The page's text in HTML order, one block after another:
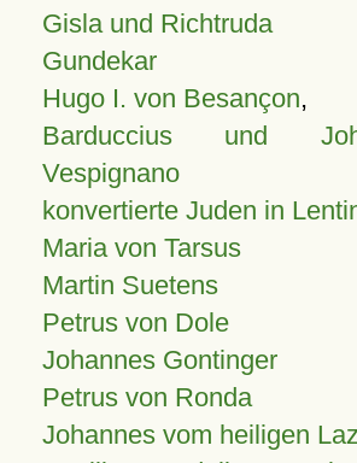
Gisla und Richtruda
Gundekar
Hugo I. von Besançon,
Barduccius und
Vespignano
konvertierte Juden in
Maria von Tarsus
Martin Suetens
Petrus von Dole
Johannes Gontinger
Petrus von Ronda
Johannes vom heiligen